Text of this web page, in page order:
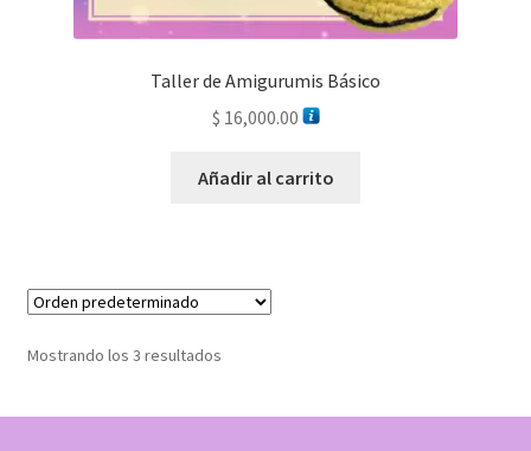
Taller de Amigurumis Básico
$ 16,000.00
Añadir al carrito
Mostrando los 3 resultados